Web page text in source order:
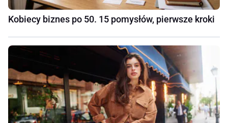
Kobiecy biznes po 50. 15 pomysłów, pierwsze kroki